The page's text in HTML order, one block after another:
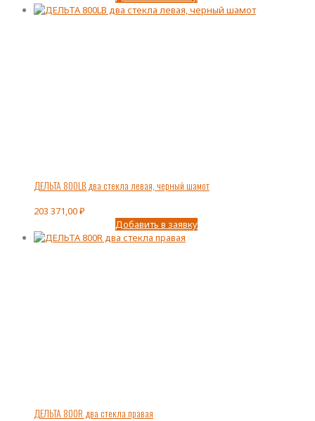
ДЕЛЬТА 800LВ два стекла левая, черный шамот
203 371,00₽
Добавить в заявку
ДЕЛЬТА 800R два стекла правая